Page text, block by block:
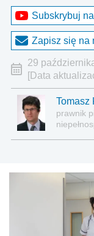
Subskrybuj
Zapisz się na
29
[Data
Tomasz
prawnik